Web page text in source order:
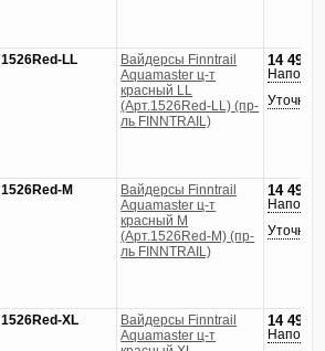
1526Red-LL
Вайдерсы Finntrail
Aquamaster ц-т
красный LL
(Арт.1526Red-LL) (пр-
ль FINNTRAIL)
14 490
1526Red-M
Вайдерсы Finntrail
Aquamaster ц-т
красный M
(Арт.1526Red-M) (пр-
ль FINNTRAIL)
14 490
1526Red-XL
Вайдерсы Finntrail
Aquamaster ц-т
14 490